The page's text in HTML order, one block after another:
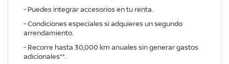
- Puedes integrar accesorios en tu renta.
- Condiciones especiales si adquieres un segundo
arrendamiento.
- Recorre hasta 30,000 km anuales sin generar gastos
adicionales**.